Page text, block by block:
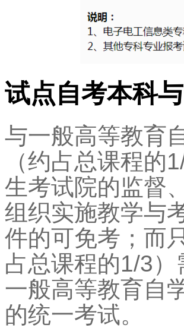
试点自考本科
与一般高等教育
（约占总课程
生考试院的监督
组织实施教学与
件的可免考；而
占总课程的1/3
一般高等教育自
的统一考试。